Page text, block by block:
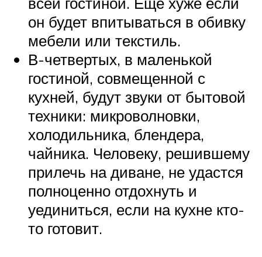
он будет впитываться в обивку
мебели или текстиль.
В-четвертых, в маленькой
гостиной, совмещенной с
кухней, будут звуки от бытовой
техники: микроволновки,
холодильника, блендера,
чайника. Человеку, решившему
прилечь на диване, не удастся
полноценно отдохнуть и
уединиться, если на кухне кто-
то готовит.